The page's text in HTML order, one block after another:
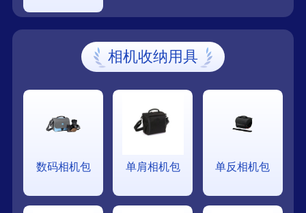
相机收纳用具
数码相机包 单肩相机包 单反相机包